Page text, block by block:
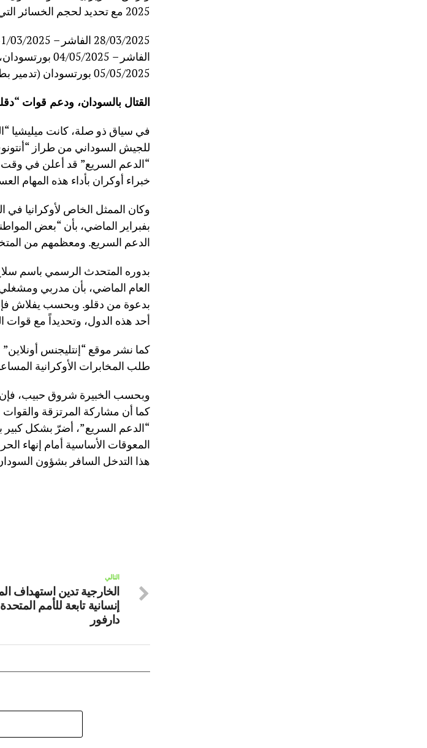
2025 مع تحديد لحجم الخسائر التي تكبدها الجيش السوداني جراء تلك الهجمات، من بينها:
05/05/2025 بورتسودان (تدمير بطائرة بدون طيار من نوع “بيكار”، الهدف: خزانات الوقود.
القتال بالسودان، ودعم قوات
للجيش السوداني من طراز
“الدعم السريع” قد أعلن في
خبراء أوكران بأداء هذه المهام
وكان الممثل الخاص لأوكرانيا
بفبراير الماضي، بأن “بعض
الدعم السريع. ومعظمهم من
بدوره المتحدث الرسمي باسم
العام الماضي، بأن مدربي
أحد هذه الدول، وتحديداً مع قوات
كما نشر موقع “إنتليجنس
طلب المخابرات الأوكرانية
وبحسب الخبيرة شروق حبيب، فإن
كما أن مشاركة المرتزقة
“الدعم السريع”، أضرّ بشكل كبير
المعوقات الأساسية أمام إنهاء
هذا التدخل السافر بشؤون
التالي
الخارجية تدين استهداف
إنسانية تابعة للأمم
دارفور